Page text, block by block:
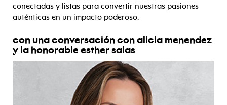
conectadas y listas para convertir nuestras pasiones
auténticas en un impacto poderoso.
con una conversación con alicia menendez
y la honorable esther salas